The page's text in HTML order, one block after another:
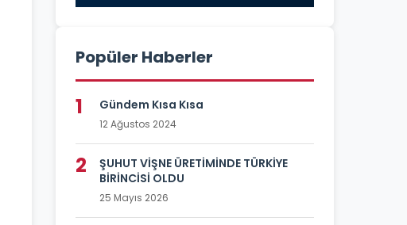
Popüler Haberler
1 Gündem Kısa Kısa
12 Ağustos 2024
2
ŞUHUT VİŞNE ÜRETİMİNDE TÜRKİYE
BİRİNCİSİ OLDU
25 Mayıs 2026